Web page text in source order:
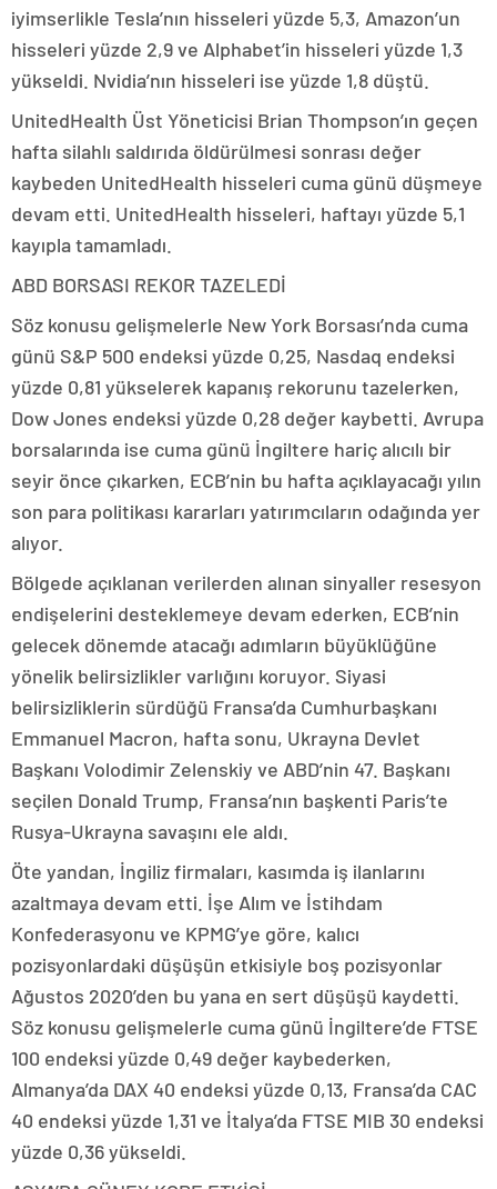
iyimserlikle Tesla’nın hisseleri yüzde 5,3, Amazon’un
hisseleri yüzde 2,9 ve Alphabet’in hisseleri yüzde 1,3
yükseldi. Nvidia’nın hisseleri ise yüzde 1,8 düştü.
UnitedHealth Üst Yöneticisi Brian Thompson’ın geçen
hafta silahlı saldırıda öldürülmesi sonrası değer
kaybeden UnitedHealth hisseleri cuma günü düşmeye
devam etti. UnitedHealth hisseleri, haftayı yüzde 5,1
kayıpla tamamladı.
ABD BORSASI REKOR TAZELEDİ
Söz konusu gelişmelerle New York Borsası’nda cuma
günü S&P 500 endeksi yüzde 0,25, Nasdaq endeksi
yüzde 0,81 yükselerek kapanış rekorunu tazelerken,
Dow Jones endeksi yüzde 0,28 değer kaybetti. Avrupa
borsalarında ise cuma günü İngiltere hariç alıcılı bir
seyir önce çıkarken, ECB’nin bu hafta açıklayacağı yılın
son para politikası kararları yatırımcıların odağında yer
alıyor.
Bölgede açıklanan verilerden alınan sinyaller resesyon
endişelerini desteklemeye devam ederken, ECB’nin
gelecek dönemde atacağı adımların büyüklüğüne
yönelik belirsizlikler varlığını koruyor. Siyasi
belirsizliklerin sürdüğü Fransa’da Cumhurbaşkanı
Emmanuel Macron, hafta sonu, Ukrayna Devlet
Başkanı Volodimir Zelenskiy ve ABD’nin 47. Başkanı
seçilen Donald Trump, Fransa’nın başkenti Paris’te
Rusya-Ukrayna savaşını ele aldı.
Öte yandan, İngiliz firmaları, kasımda iş ilanlarını
azaltmaya devam etti. İşe Alım ve İstihdam
Konfederasyonu ve KPMG’ye göre, kalıcı
pozisyonlardaki düşüşün etkisiyle boş pozisyonlar
Ağustos 2020’den bu yana en sert düşüşü kaydetti.
Söz konusu gelişmelerle cuma günü İngiltere’de FTSE
100 endeksi yüzde 0,49 değer kaybederken,
Almanya’da DAX 40 endeksi yüzde 0,13, Fransa’da CAC
40 endeksi yüzde 1,31 ve İtalya’da FTSE MIB 30 endeksi
yüzde 0,36 yükseldi.